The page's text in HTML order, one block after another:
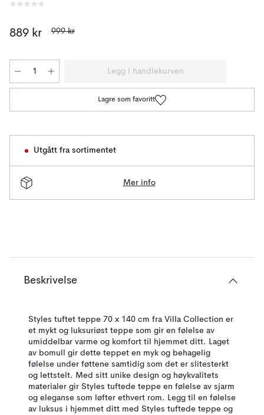
889 kr 999 kr
Legg i handlekurven
Lagre som favoritt
Utgått fra sortimentet
Mer info
Beskrivelse
Styles tuftet teppe 70 x 140 cm fra Villa Collection er
et mykt og luksuriøst teppe som gir en følelse av
umiddelbar varme og komfort til hjemmet ditt. Laget
av bomull gir dette teppet en myk og behagelig
følelse under føttene samtidig som det er slitesterkt
og lettstelt. Med sitt unike design og høykvalitets
materialer gir Styles tuftede teppe en følelse av sjarm
og eleganse som løfter ethvert rom. Legg til en følelse
av luksus i hjemmet ditt med Styles tuftede teppe og